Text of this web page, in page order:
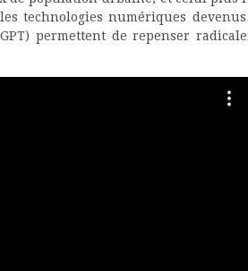
technologies numériques
permettent de repenser